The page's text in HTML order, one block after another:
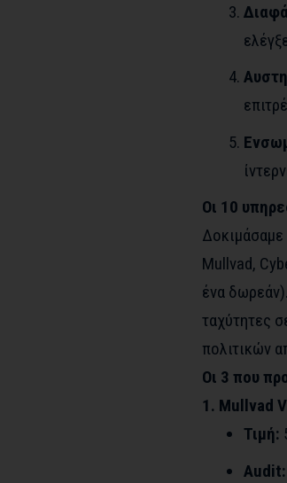
Οι 10
Mullvad,
ένα
ταχύτητες
πολιτικών
Οι 3 που
1. Mullvad
Τιμή:
Audit: